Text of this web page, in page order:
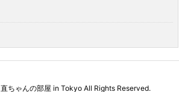
直ちゃんの部屋 in TokyoAll Rights Reserved.